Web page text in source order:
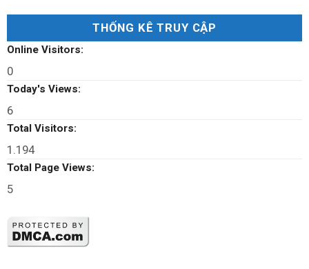
THỐNG KÊ TRUY CẬP
Online Visitors:
0
Today's Views:
6
Total Visitors:
1.194
Total Page Views:
5